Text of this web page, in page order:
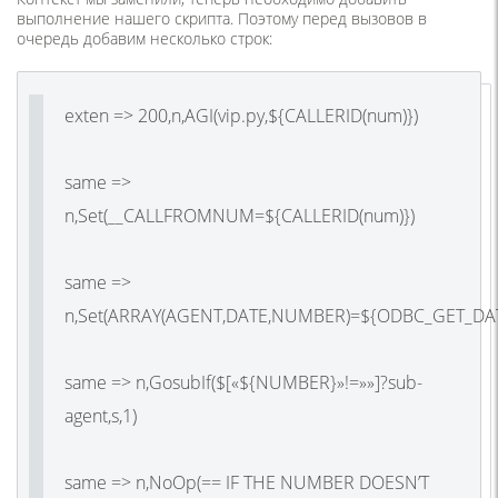
выполнение нашего скрипта. Поэтому перед вызовов в
очередь добавим несколько строк:
exten => 200,n,AGI(vip.py,${CALLERID(num)})
same =>
n,Set(__CALLFROMNUM=${CALLERID(num)})
same =>
same => n,GosubIf($[«${NUMBER}»!=»»]?sub-
agent,s,1)
same => n,NoOp(== IF THE NUMBER DOESN’T